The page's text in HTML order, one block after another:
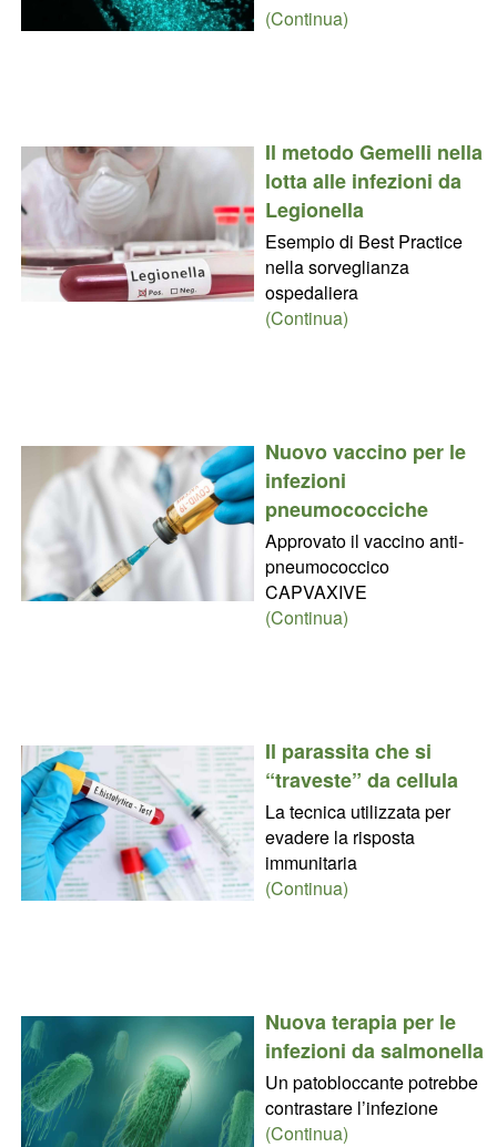
(Continua)
Il metodo Gemelli nella
lotta alle infezioni da
Legionella
Esempio di Best Practice
nella sorveglianza
ospedaliera
(Continua)
Nuovo vaccino per le
infezioni
pneumococciche
Approvato il vaccino anti-
pneumococcico
CAPVAXIVE
(Continua)
Il parassita che si
“traveste” da cellula
La tecnica utilizzata per
evadere la risposta
immunitaria
(Continua)
Nuova terapia per le
infezioni da salmonella
Un patobloccante potrebbe
contrastare l’infezione
(Continua)